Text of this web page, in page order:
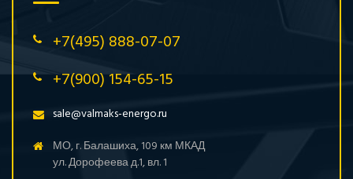
+7(495) 888-07-07
+7(900) 154-65-15
sale@valmaks-energo.ru
МО, г. Балашиха, 109 км МКАД
ул. Дорофеева д.1, вл. 1